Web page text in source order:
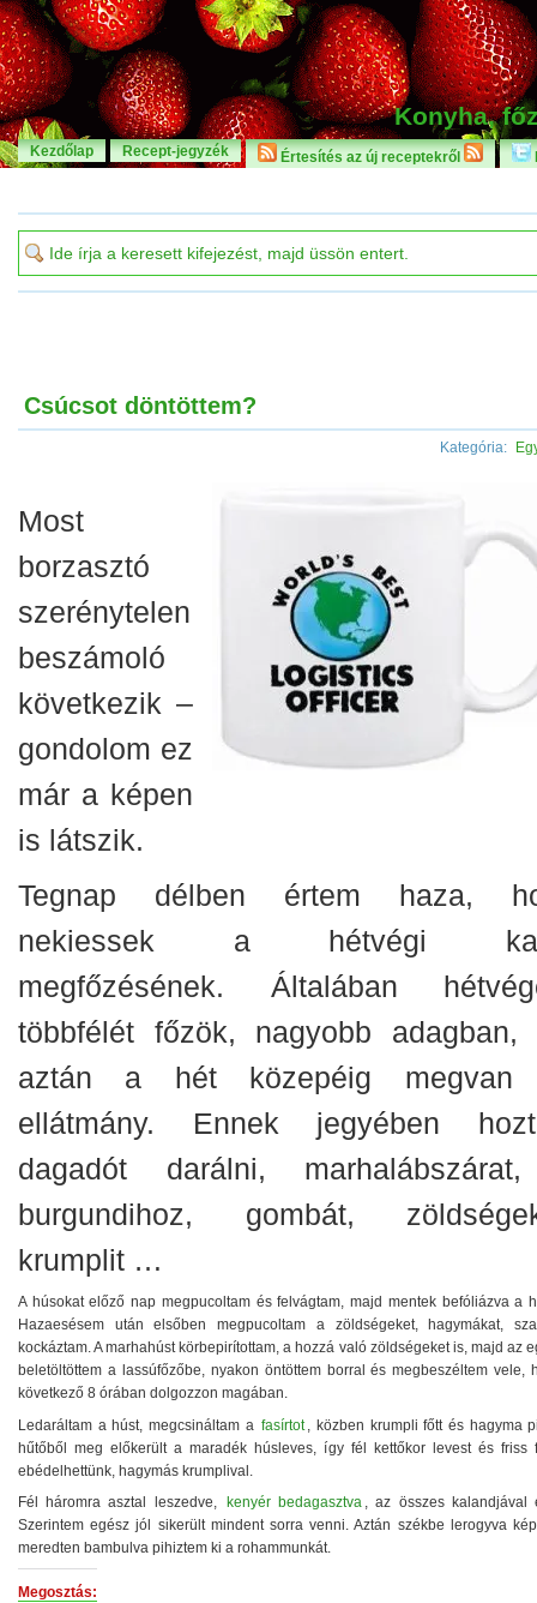
Konyha,
Kezdőlap Recept-jegyzék Értesítés az új receptekről
Csúcsot döntöttem?
Kategória:
Most
borzasztó
szerénytelen
beszámoló
következik –
gondolom ez
már a képen
is látszik.
Tegnap délben értem haza,
nekiessek a hétvégi
megfőzésének. Általában
többfélét főzök, nagyobb adagban,
aztán a hét közepéig megvan
ellátmány. Ennek jegyében
dagadót darálni,
burgundihoz, gombát,
krumplit …
A húsokat előző nap megpucoltam és felvágtam, majd mentek befóliázva a
Hazaesésem után elsőben megpucoltam a zöldségeket, hagymákat,
kockáztam. A marhahúst körbepirítottam, a hozzá való zöldségeket is, majd az
beletöltöttem a lassúfőzőbe, nyakon öntöttem borral és megbeszéltem vele,
következő 8 órában dolgozzon magában.
Ledaráltam a húst, megcsináltam a fasírtot
, közben krumpli főtt és hagyma
hűtőből meg előkerült a maradék húsleves, így fél kettőkor levest és friss
ebédelhettünk, hagymás krumplival.
Fél háromra asztal leszedve,
kenyér bedagasztva , az összes kalandjával
Szerintem egész jól sikerült mindent sorra venni. Aztán székbe lerogyva
meredten bambulva pihiztem ki a rohammunkát.
Megosztás: